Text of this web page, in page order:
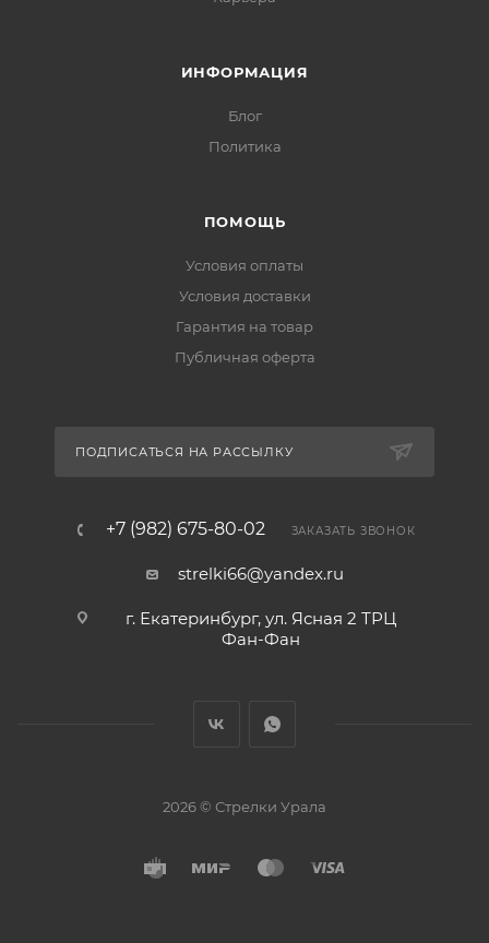
ИНФОРМАЦИЯ
Блог
Политика
ПОМОЩЬ
Условия оплаты
Условия доставки
Гарантия на товар
Публичная оферта
ПОДПИСАТЬСЯ НА РАССЫЛКУ
+7 (982) 675-80-02 ЗАКАЗАТЬ ЗВОНОК
strelki66@yandex.ru
г. Екатеринбург, ул. Ясная 2 ТРЦ
Фан-Фан
2026 © Стрелки Урала